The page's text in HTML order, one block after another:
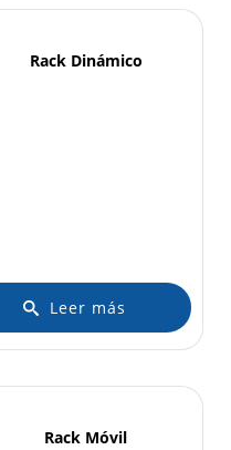
Rack Dinámico
Leer más
Rack Móvil